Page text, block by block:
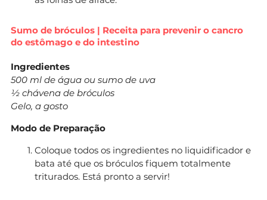
Sumo de bróculos | Receita para prevenir o cancro
do estômago e do intestino
Ingredientes
500 ml de água ou sumo de uva
½ chávena de bróculos
Gelo, a gosto
Modo de Preparação
Coloque todos os ingredientes no liquidificador e
bata até que os bróculos fiquem totalmente
triturados. Está pronto a servir!